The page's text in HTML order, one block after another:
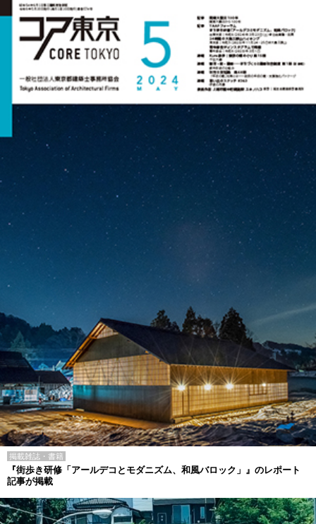
掲載雑誌・書籍
『街歩き研修「アールデコとモダニズム、和風バロック」』のレポート
記事が掲載